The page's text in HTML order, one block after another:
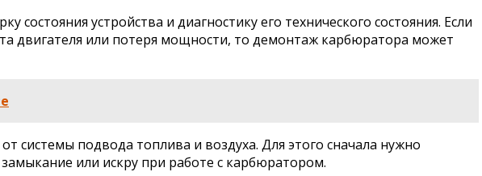
устройства и диагностику его технического состояния. Если
двигателя или потеря мощности, то демонтаж карбюратора может
подвода топлива и воздуха. Для этого сначала нужно
или искру при работе с карбюратором.